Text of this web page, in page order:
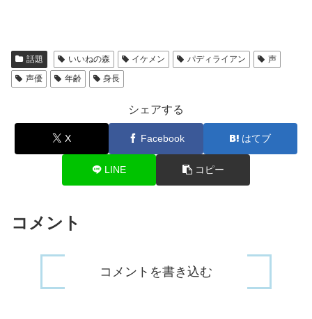
話題 いいねの森 イケメン パディライアン
声
声優
年齢 身長
シェアする
X Facebook はてブ
LINE コピー
コメント
コメントを書き込む